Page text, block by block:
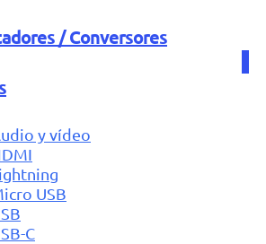
/ Conversores
y vídeo
USB
C